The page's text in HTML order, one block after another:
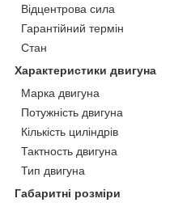
Відцентрова сила
Гарантійний термін
Стан
Характеристики двигуна
Марка двигуна
Потужність двигуна
Кількість циліндрів
Тактность двигуна
Тип двигуна
Габаритні розміри